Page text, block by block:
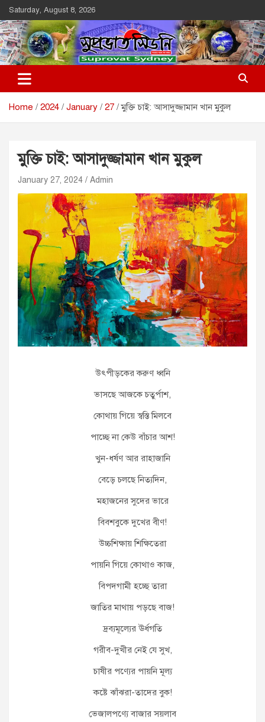
Skip
to
content
Saturday, August 8, 2026
Suprovat Sydney
The Leading Bangladesh Community Newspaper In Australia
Home 2024 January 27 মুক্তি চাই: আসাদুজ্জামান খান মুকুল
মুক্তি চাই: আসাদুজ্জামান খান মুকুল
January 27, 2024 Admin
উৎপীড়কের করুণ ধ্বনি
ভাসছে আজকে চতুর্পাশ,
কোথায় গিয়ে স্বস্তি মিলবে
পাচ্ছে না কেউ বাঁচার আশ!
খুন-ধর্ষণ আর রাহাজানি
বেড়ে চলছে নিত্যদিন,
মহাজনের সুদের ভারে
বিবশবুকে দুখের বীণ!
উচ্চশিক্ষায় শিক্ষিতেরা
পায়নি গিয়ে কোথাও কাজ,
বিপদগামী হচ্ছে তারা
জাতির মাথায় পড়ছে বাজ!
দ্রব্যমূল্যের ঊর্ধগতি
গরীব-দুখীর নেই যে সুখ,
চাষীর পণ্যের পায়নি মূল্য
কষ্টে ঝাঁঝরা-তাদের বুক!
ভেজালপণ্যে বাজার সয়লাব